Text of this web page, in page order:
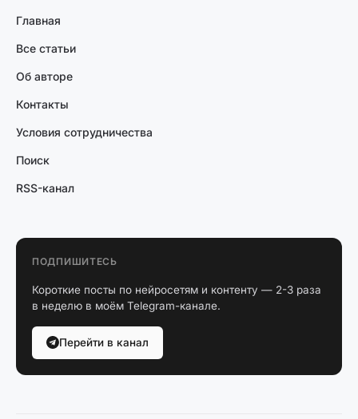
Главная
Все статьи
Об авторе
Контакты
Условия сотрудничества
Поиск
RSS-канал
ПОДПИШИТЕСЬ
Короткие посты по нейросетям и контенту — 2-3 раза
в неделю в моём Telegram-канале.
Перейти в канал